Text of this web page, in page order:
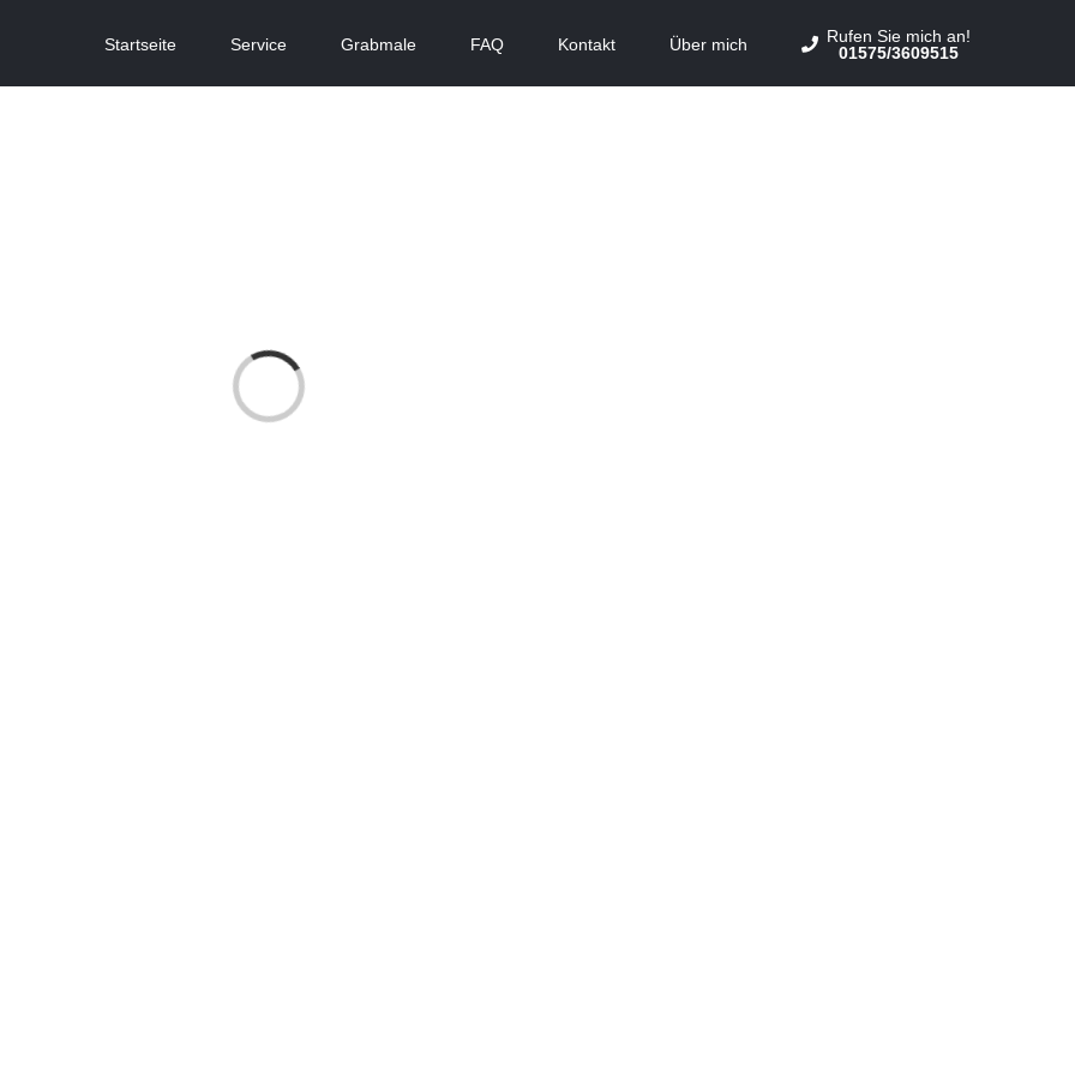
Startseite Service Grabmale FAQ Kontakt Über mich
Rufen Sie mich an!
01575/3609515
Laden...